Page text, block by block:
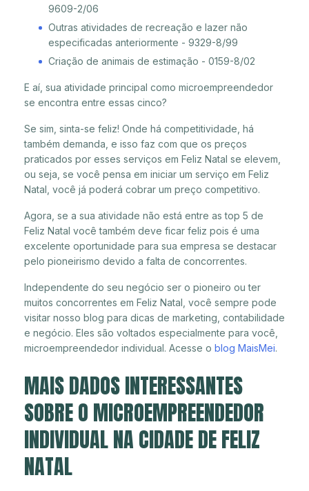
9609-2/06
Outras atividades de recreação e lazer não
especificadas anteriormente - 9329-8/99
Criação de animais de estimação - 0159-8/02
E aí, sua atividade principal como microempreendedor
se encontra entre essas cinco?
Se sim, sinta-se feliz! Onde há competitividade, há
também demanda, e isso faz com que os preços
praticados por esses serviços em Feliz Natal se elevem,
ou seja, se você pensa em iniciar um serviço em Feliz
Natal, você já poderá cobrar um preço competitivo.
Agora, se a sua atividade não está entre as top 5 de
Feliz Natal você também deve ficar feliz pois é uma
excelente oportunidade para sua empresa se destacar
pelo pioneirismo devido a falta de concorrentes.
Independente do seu negócio ser o pioneiro ou ter
muitos concorrentes em Feliz Natal, você sempre pode
visitar nosso blog para dicas de marketing, contabilidade
e negócio. Eles são voltados especialmente para você,
microempreendedor individual. Acesse o blog MaisMei.
MAIS DADOS INTERESSANTES
SOBRE O MICROEMPREENDEDOR
INDIVIDUAL NA CIDADE DE FELIZ
NATAL